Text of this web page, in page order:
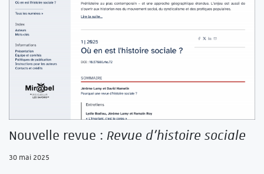
Nouvelle revue : Revue d’histoire sociale
30 mai 2025